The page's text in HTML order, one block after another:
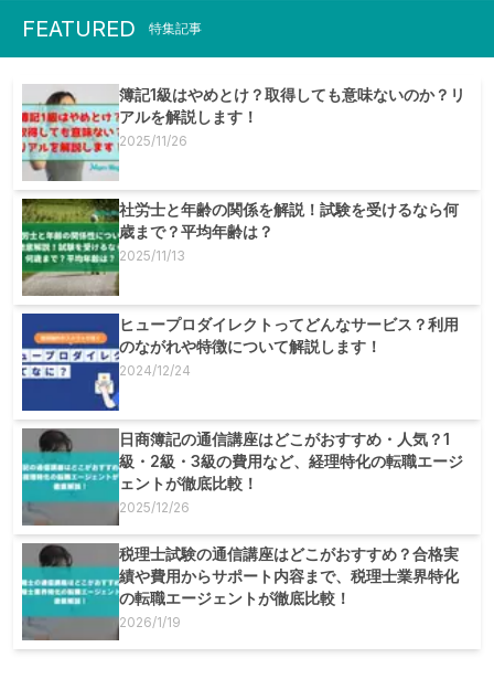
FEATURED 特集記事
簿記1級はやめとけ？取得しても意味ないのか？リ
アルを解説します！
2025/11/26
社労士と年齢の関係を解説！試験を受けるなら何
歳まで？平均年齢は？
2025/11/13
ヒュープロダイレクトってどんなサービス？利用
のながれや特徴について解説します！
2024/12/24
日商簿記の通信講座はどこがおすすめ・人気？1
級・2級・3級の費用など、経理特化の転職エージ
ェントが徹底比較！
2025/12/26
税理士試験の通信講座はどこがおすすめ？合格実
績や費用からサポート内容まで、税理士業界特化
の転職エージェントが徹底比較！
2026/1/19